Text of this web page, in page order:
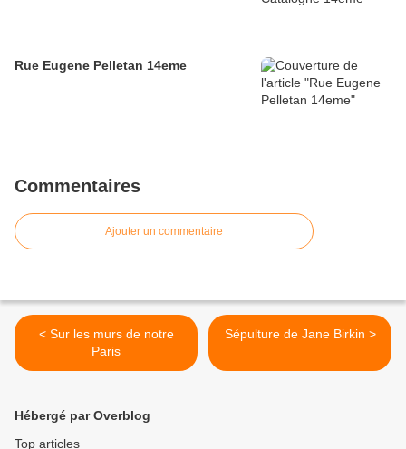
Rue Eugene Pelletan 14eme
Commentaires
Ajouter un commentaire
< Sur les murs de notre
Paris
Sépulture de Jane Birkin >
Hébergé par Overblog
Top articles